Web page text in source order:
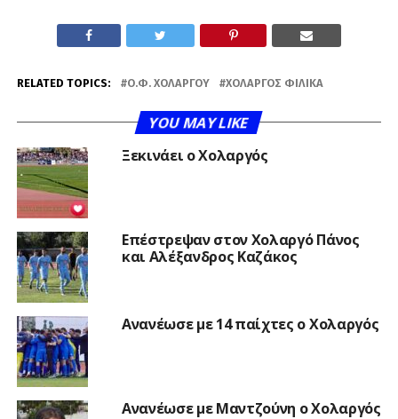
RELATED TOPICS: Ο.Φ. ΧΟΛΑΡΓΟΎ ΧΟΛΑΡΓΌΣ ΦΙΛΙΚΆ
YOU MAY LIKE
Ξεκινάει ο Χολαργός
Επέστρεψαν στον Χολαργό Πάνος
και Αλέξανδρος Καζάκος
Ανανέωσε με 14 παίχτες ο Χολαργός
Ανανέωσε με Μαντζούνη ο Χολαργός